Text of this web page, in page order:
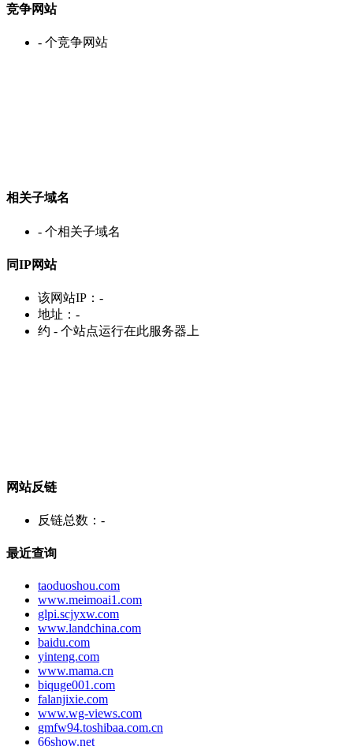
竞争网站
- 个竞争网站
相关子域名
- 个相关子域名
同IP网站
该网站IP： -
地址： -
约 - 个站点运行在此服务器上
网站反链
反链总数： -
最近查询
taoduoshou.com
www.meimoai1.com
glpi.scjyxw.com
www.landchina.com
baidu.com
yinteng.com
www.mama.cn
biquge001.com
falanjixie.com
www.wg-views.com
gmfw94.toshibaa.com.cn
66show.net